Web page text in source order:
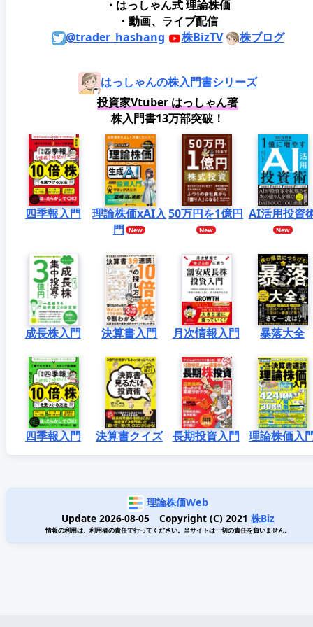
・はっしゃん式 理論株価
・動画、ライブ配信
@trader_hashang
株BizTV 株ブログ
はっしゃんの株入門書シリーズ
投資家Vtuber はっしゃん著
株入門書13万部突破！
四季報入門
理論株価xAI入
門
50万円を1億円 AI活用投資
成長株入門 決算書入門 月次情報入門 暴落大全
四季報入門 決算書クイズ 長期投資入門 理論株価入
理論株価Web
Update 2026-08-05 Copyright (C) 2021 株Biz
情報の利用は、利用者の責任で行ってください。当サイトは一切の責任を負いません。